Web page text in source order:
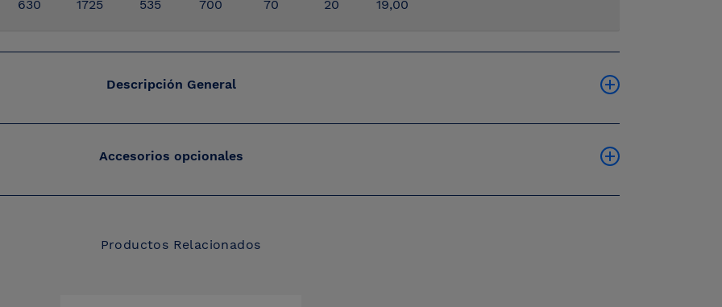
630 1725 535 700 70 20 19,00
Descripción General
Accesorios opcionales
Productos Relacionados